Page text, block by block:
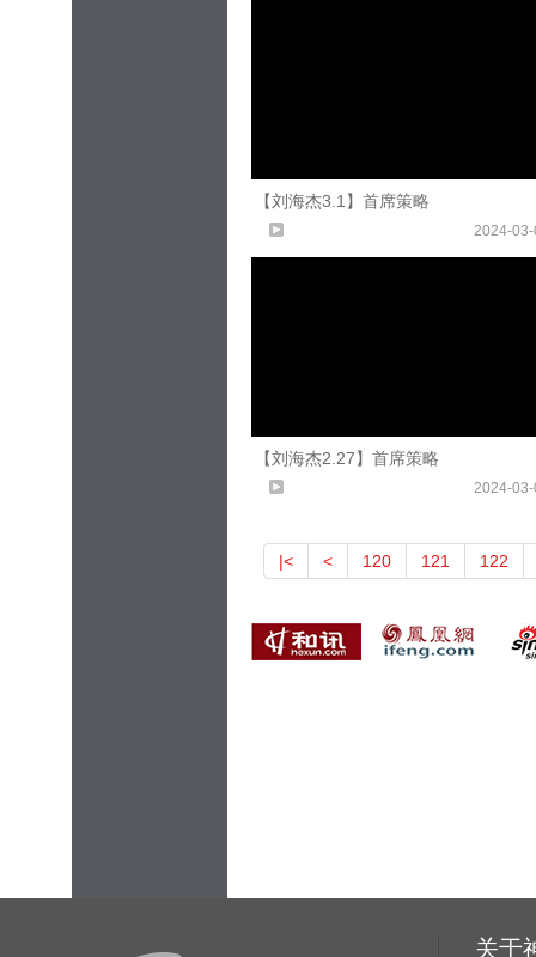
【刘海杰3.1】首席策略
2024-
【刘海杰2.27】首席策略
2024-
|< < 120 121 122
关于